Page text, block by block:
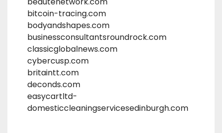
bitcoin-tracing.com
bodyandshapes.com
businessconsultantsroundrock.com
classicglobalnews.com
cybercusp.com
britaintt.com
deconds.com
easycartltd-
domesticcleaningservicesedinburgh.com